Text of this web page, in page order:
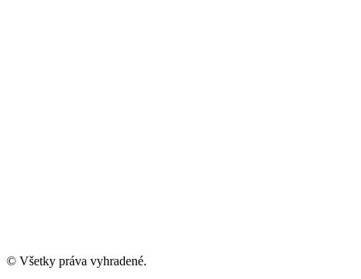
© Všetky práva vyhradené.